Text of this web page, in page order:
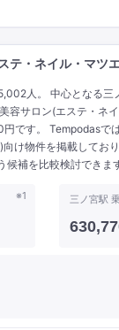
テ・ネイル・マツ
人。 中心となる三
容サロン(エステ・ネ
です。 Tempodasで
け物件を掲載してお
補を比較検討できま
※1 三ノ宮駅